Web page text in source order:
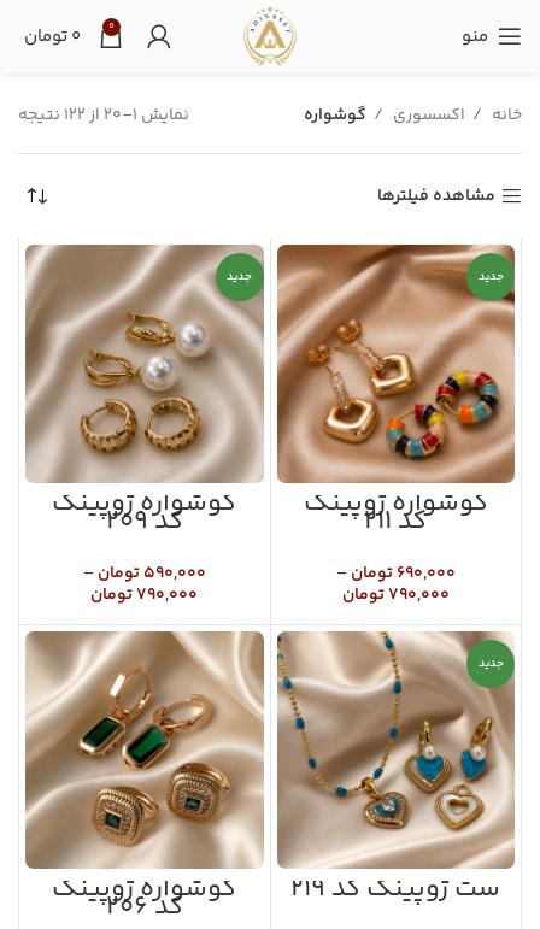
منو 0 ۰تومان
خانه اکسسوری گوشواره نمایش 1–20 از 122 نتیجه
مشاهده فیلترها
جدید
گوشواره ژوپینگ
کد ۲۱۱
۶۹۰,۰۰۰تومان–
۷۹۰,۰۰۰تومان
جدید
گوشواره ژوپینگ
کد ۲۰۹
۵۹۰,۰۰۰تومان–
۷۹۰,۰۰۰تومان
جدید
ست ژوپینگ کد ۲۱۹ گوشواره ژوپینگ
کد ۲۰۶